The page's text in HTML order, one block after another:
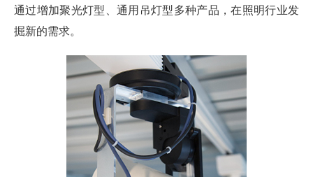
通过增加聚光灯型、通用吊灯型多种产品，在照明行业发
掘新的需求。